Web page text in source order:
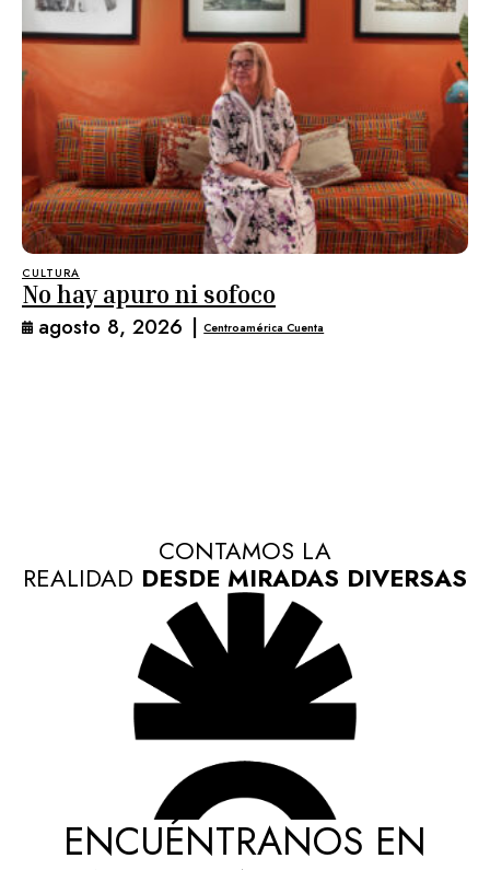
CULTURA
No hay apuro ni sofoco
agosto 8, 2026 | Centroamérica Cuenta
CONTAMOS LA
REALIDAD DESDE MIRADAS DIVERSAS
ENCUÉNTRANOS EN